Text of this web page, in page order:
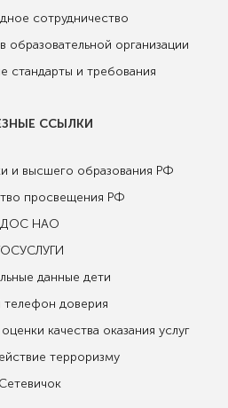
сотрудничество
образовательной организации
стандарты и требования
ССЫЛКИ
и высшего образования РФ
просвещения РФ
ДОС НАО
данные дети
телефон доверия
качества оказания услуг
терроризму
Сетевичок